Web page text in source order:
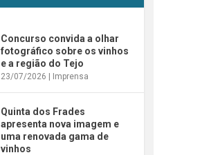
Concurso convida a olhar
fotográfico sobre os vinhos
e a região do Tejo
23/07/2026 | Imprensa
Quinta dos Frades
apresenta nova imagem e
uma renovada gama de
vinhos